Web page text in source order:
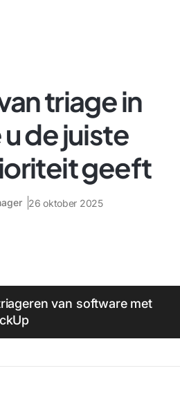
triage in
de juiste
geeft
26 oktober 2025
van software met